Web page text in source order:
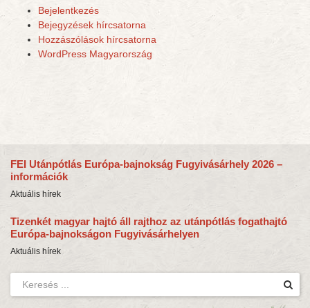
Bejelentkezés
Bejegyzések hírcsatorna
Hozzászólások hírcsatorna
WordPress Magyarország
FEI Utánpótlás Európa-bajnokság Fugyivásárhely 2026 –
információk
Aktuális hírek
Tizenkét magyar hajtó áll rajthoz az utánpótlás fogathajtó
Európa-bajnokságon Fugyivásárhelyen
Aktuális hírek